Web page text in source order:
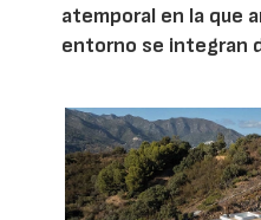
atemporal en la que
entorno se integran